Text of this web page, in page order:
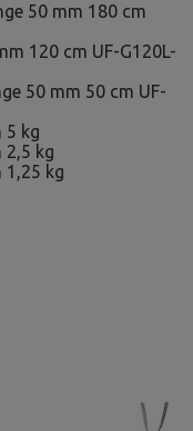
50 mm 180 cm
120 cm UF-G120L-
50 mm 50 cm UF-
5 kg
2,5 kg
1,25 kg